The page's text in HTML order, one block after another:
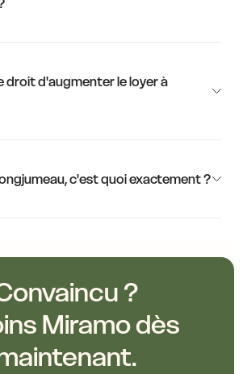
droit d'augmenter le loyer à
c'est quoi exactement ?
?
Miramo dès